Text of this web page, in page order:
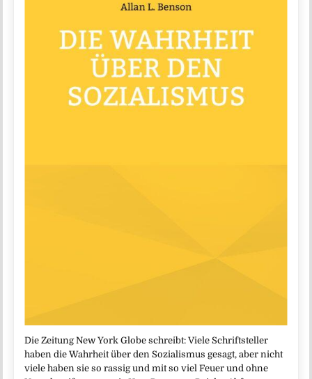
Die Zeitung New York Globe schreibt: Viele Schriftsteller
haben die Wahrheit über den Sozialismus gesagt, aber nicht
viele haben sie so rassig und mit so viel Feuer und ohne